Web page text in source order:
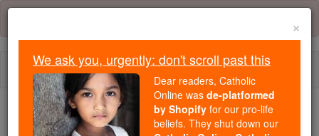
Skip
content
×
We ask you, urgently: don't scroll past this
Dear readers, Catholic
Online was de-platformed
by Shopify for our pro-life
beliefs. They shut down our